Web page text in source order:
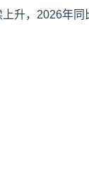
升，2026年